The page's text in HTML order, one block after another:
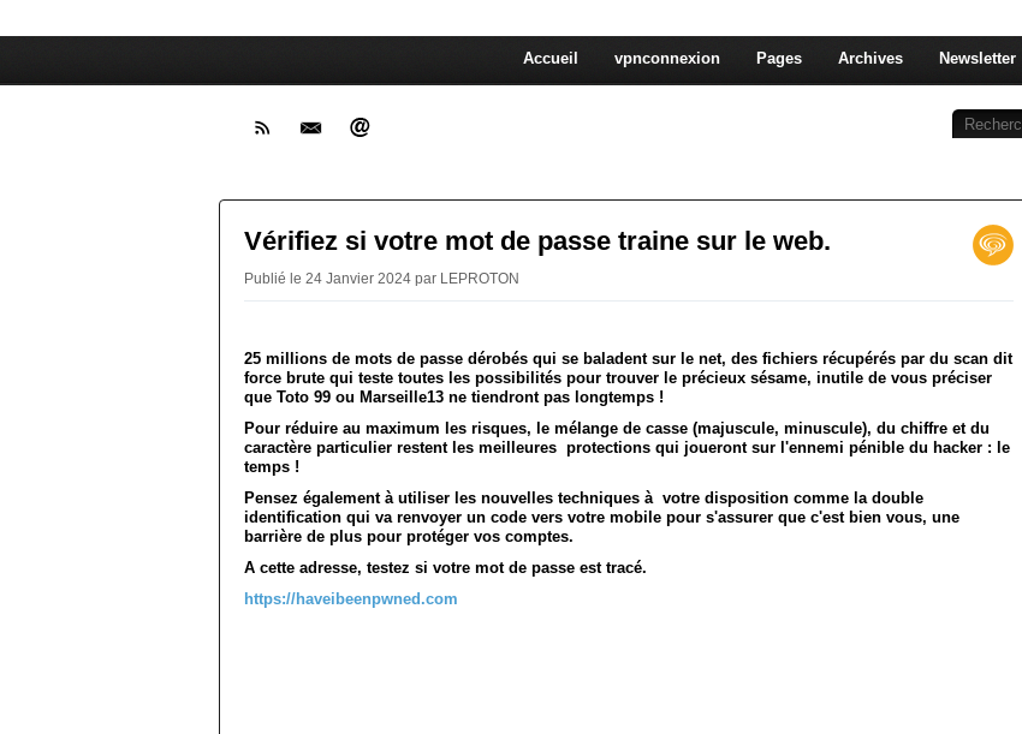
Accueil vpnconnexion Pages Archives Newsletter
Vérifiez si votre mot de passe traine sur le web.
Publié le 24 Janvier 2024 par LEPROTON
25 millions de mots de passe dérobés qui se baladent sur le net, des fichiers récupérés par du scan dit
force brute qui teste toutes les possibilités pour trouver le précieux sésame, inutile de vous préciser
que Toto 99 ou Marseille13 ne tiendront pas longtemps !
Pour réduire au maximum les risques, le mélange de casse (majuscule, minuscule), du chiffre et du
caractère particulier restent les meilleures protections qui joueront sur l'ennemi pénible du hacker : le
temps !
Pensez également à utiliser les nouvelles techniques à votre disposition comme la double
identification qui va renvoyer un code vers votre mobile pour s'assurer que c'est bien vous, une
barrière de plus pour protéger vos comptes.
A cette adresse, testez si votre mot de passe est tracé.
https://haveibeenpwned.com